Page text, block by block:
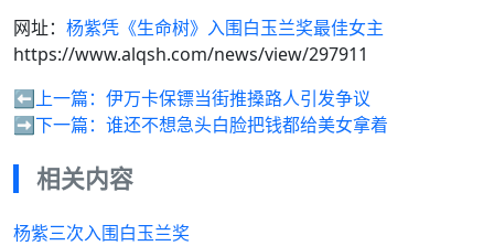
网址： 杨紫凭《生命树》入围白玉兰奖最佳女主
https://www.alqsh.com/news/view/297911
⬅️上一篇： 伊万卡保镖当街推搡路人引发争议
➡️下一篇： 谁还不想急头白脸把钱都给美女拿着
相关内容
杨紫三次入围白玉兰奖